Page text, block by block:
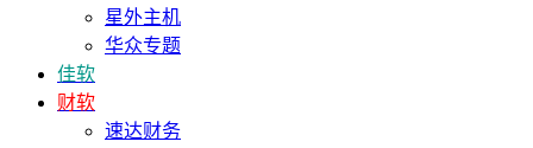
星外主机
华众专题
佳软
财软
速达财务